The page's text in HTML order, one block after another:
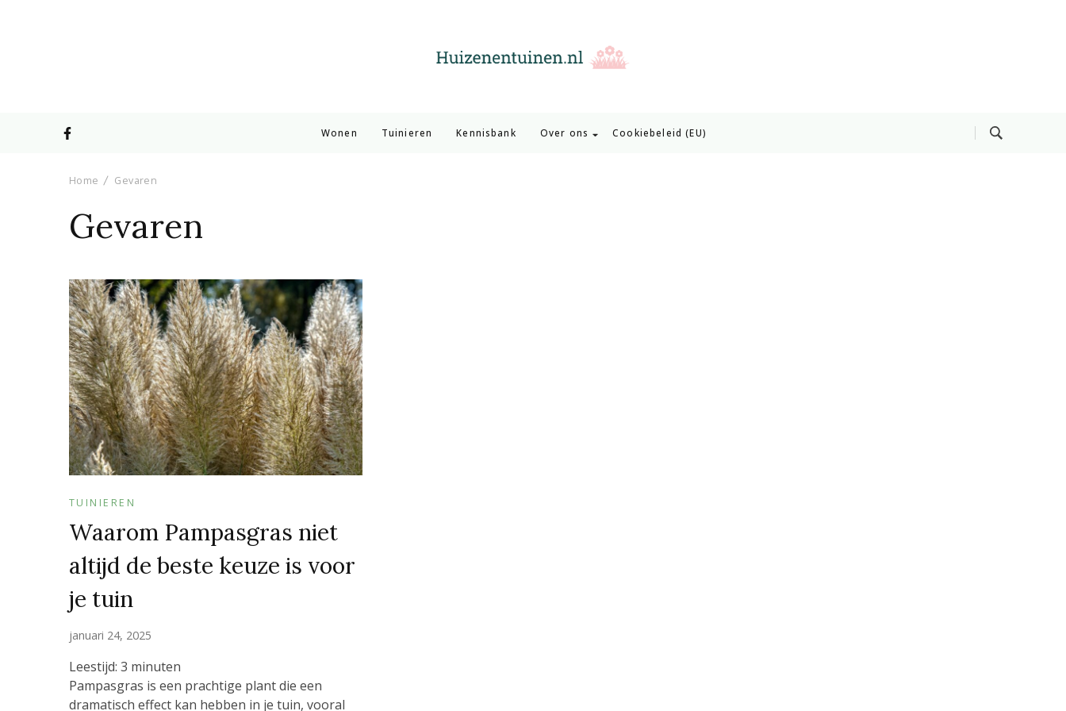
Wonen Tuinieren Kennisbank Over ons Cookiebeleid (EU)
Home Gevaren
Gevaren
TUINIEREN
Waarom Pampasgras niet
altijd de beste keuze is voor
je tuin
januari 24, 2025
Leestijd: 3 minuten
Pampasgras is een prachtige plant die een
dramatisch effect kan hebben in je tuin, vooral